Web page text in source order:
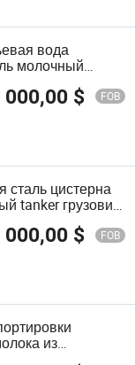
вода
молочный
000,00 $ FOB
цистерна
tanker грузовик
000,00 $ FOB
из
HOWO 10cbm